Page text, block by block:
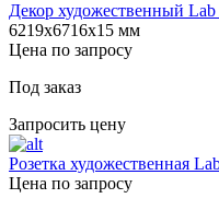
Декор художественный
6219х6716х15 мм
Цена по запросу
Под заказ
Запросить цену
Розетка художественная
Цена по запросу